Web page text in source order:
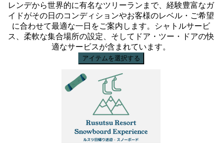
レンデから世界的に有名なツリーランまで、経験豊富なガ
イドがその日のコンディションやお客様のレベル・ご希望
に合わせて最適な一日をご案内します。シャトルサービ
ス、柔軟な集合場所の設定、そしてドア・ツー・ドアの快
適なサービスが含まれています。
アイテムを選択する